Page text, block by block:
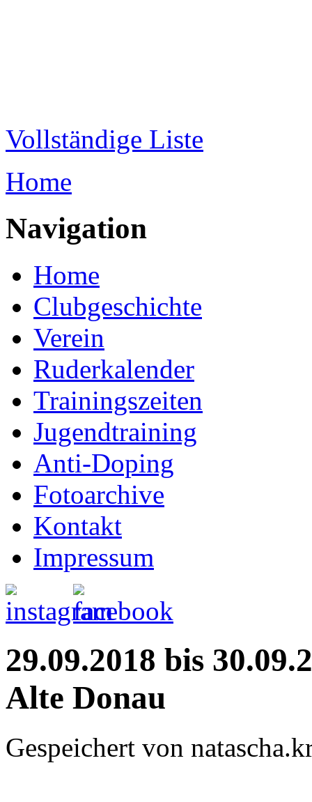
Vollständige Liste
Sie sind hier
Home
Navigation
Home
Clubgeschichte
Verein
Ruderkalender
Trainingszeiten
Jugendtraining
Anti-Doping
Fotoarchive
Kontakt
Impressum
29.09.2018 bis
Alte Donau
Gespeichert von